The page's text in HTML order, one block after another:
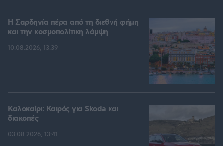
Η Σαρδηνία πέρα από τη διεθνή φήμη
και την κοσμοπολίτικη λάμψη
10.08.2026, 13:39
Καλοκαίρι: Καιρός για Skoda και
διακοπές
03.08.2026, 13:41